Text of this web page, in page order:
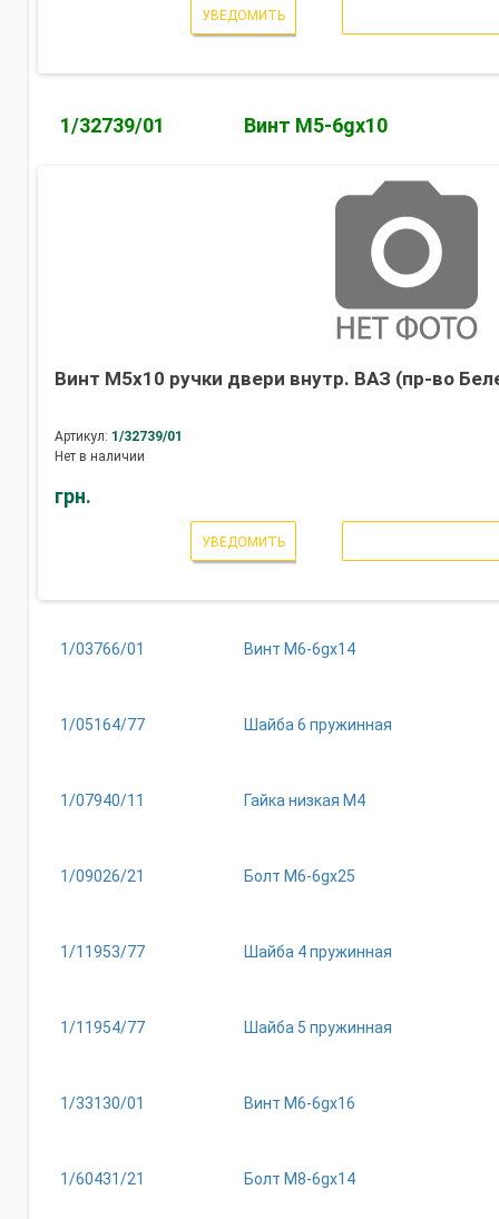
УВЕДОМИТЬ
1/32739/01 Винт М5-6gх10
Винт М5х10 ручки двери внутр. ВАЗ (пр-во
Артикул: 1/32739/01
Нет в наличии
грн.
УВЕДОМИТЬ
1/03766/01 Винт М6-6gх14
1/05164/77 Шайба 6 пружинная
1/07940/11 Гайка низкая М4
1/09026/21 Болт М6-6gх25
1/11953/77 Шайба 4 пружинная
1/11954/77 Шайба 5 пружинная
1/33130/01 Винт М6-6gх16
1/60431/21 Болт М8-6gх14